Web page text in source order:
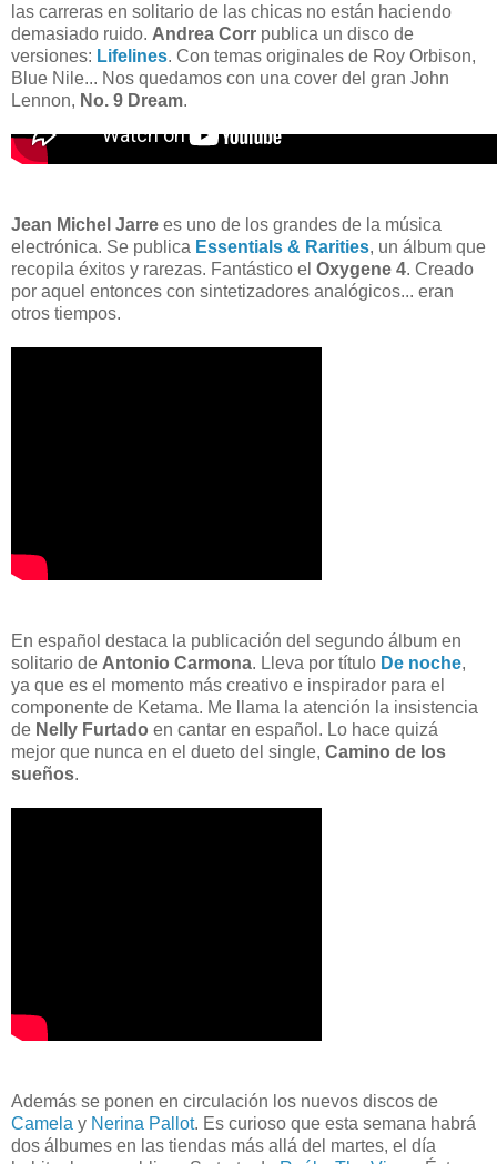
las carreras en solitario de las chicas no están haciendo
demasiado ruido. Andrea Corr publica un disco de
versiones: Lifelines. Con temas originales de Roy Orbison,
Blue Nile... Nos quedamos con una cover del gran John
Lennon, No. 9 Dream.
Jean Michel Jarre es uno de los grandes de la música
electrónica. Se publica Essentials & Rarities, un álbum que
recopila éxitos y rarezas. Fantástico el Oxygene 4. Creado
por aquel entonces con sintetizadores analógicos... eran
otros tiempos.
En español destaca la publicación del segundo álbum en
solitario de Antonio Carmona. Lleva por título De noche,
ya que es el momento más creativo e inspirador para el
componente de Ketama. Me llama la atención la insistencia
de Nelly Furtado en cantar en español. Lo hace quizá
mejor que nunca en el dueto del single, Camino de los
sueños.
Además se ponen en circulación los nuevos discos de
Camela y Nerina Pallot. Es curioso que esta semana habrá
dos álbumes en las tiendas más allá del martes, el día